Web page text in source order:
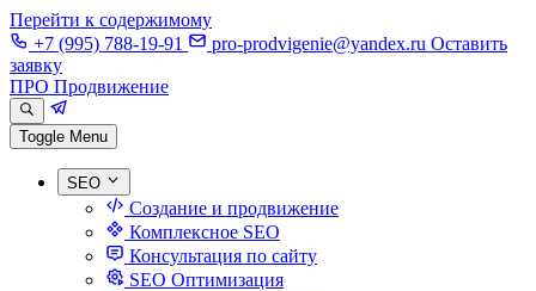
Перейти к содержимому
+7 (995) 788-19-91
pro-prodvigenie@yandex.ru Оставить
заявку
ПРО Продвижение
Toggle Menu
SEO
Создание и продвижение
Комплексное SEO
Консультация по сайту
SEO Оптимизация